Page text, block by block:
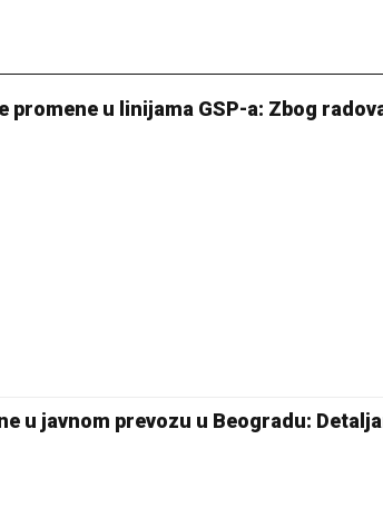
promene u linijama GSP-a: Zbog
u javnom prevozu u Beogradu: